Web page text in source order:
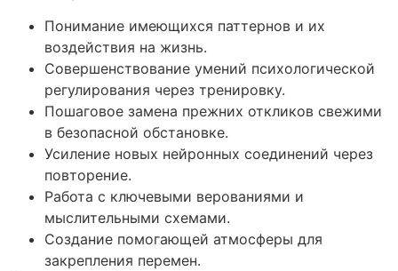
Понимание имеющихся паттернов и их
воздействия на жизнь.
Совершенствование умений психологической
регулирования через тренировку.
Пошаговое замена прежних откликов свежими
в безопасной обстановке.
Усиление новых нейронных соединений через
повторение.
Работа с ключевыми верованиями и
мыслительными схемами.
Создание помогающей атмосферы для
закрепления перемен.